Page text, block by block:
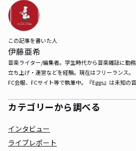
この記事を書いた人
伊藤亜希
音楽ライター/編集者。学生時代から音楽雑誌に勤
立ち上げ・運営などを経験。現在はフリーランス。
FC会報、FCサイト等で執筆中。『Eggs』は未知の
カテゴリーから調べる
インタビュー
ライブレポート